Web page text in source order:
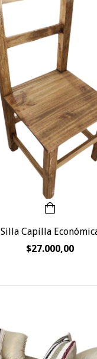
Silla Capilla
$27.000,00